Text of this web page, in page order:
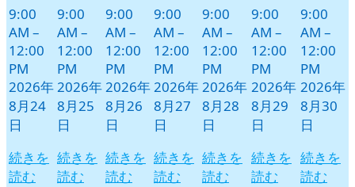
9:00
AM –
12:00
PM
2026年
8月24
日
続きを
読む
9:00
AM –
12:00
PM
2026年
8月25
日
続きを
読む
9:00
AM –
12:00
PM
2026年
8月26
日
続きを
読む
9:00
AM –
12:00
PM
2026年
8月27
日
続きを
読む
9:00
AM –
12:00
PM
2026年
8月28
日
続きを
読む
9:00
AM –
12:00
PM
2026年
8月29
日
続きを
読む
9:00
AM –
12:00
PM
2026年
8月30
日
続きを
読む